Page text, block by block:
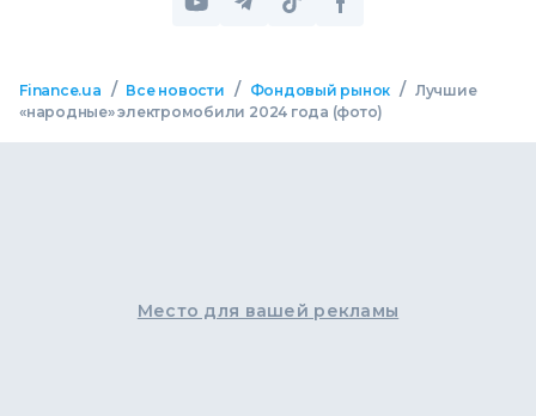
Finance.ua / Все новости / Фондовый рынок / Лучшие
«народные» электромобили 2024 года (фото)
Место для вашей рекламы